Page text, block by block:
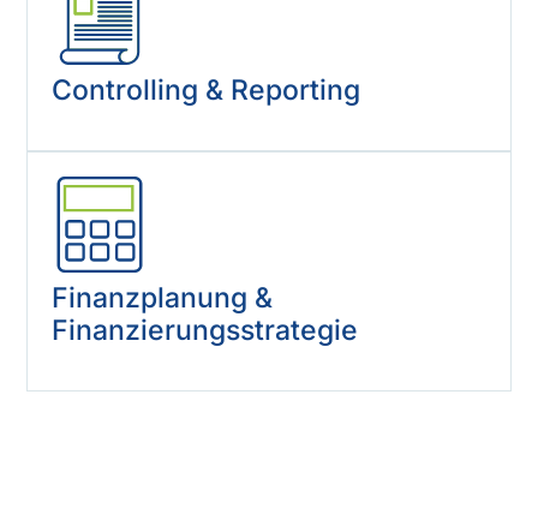
Controlling & Reporting
Finanzplanung &
Finanzierungsstrategie